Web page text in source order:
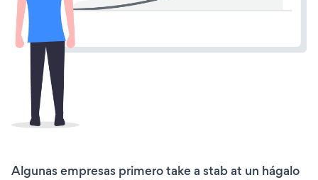
Algunas empresas primero take a stab at un hágalo